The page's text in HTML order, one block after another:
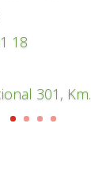
18
301,